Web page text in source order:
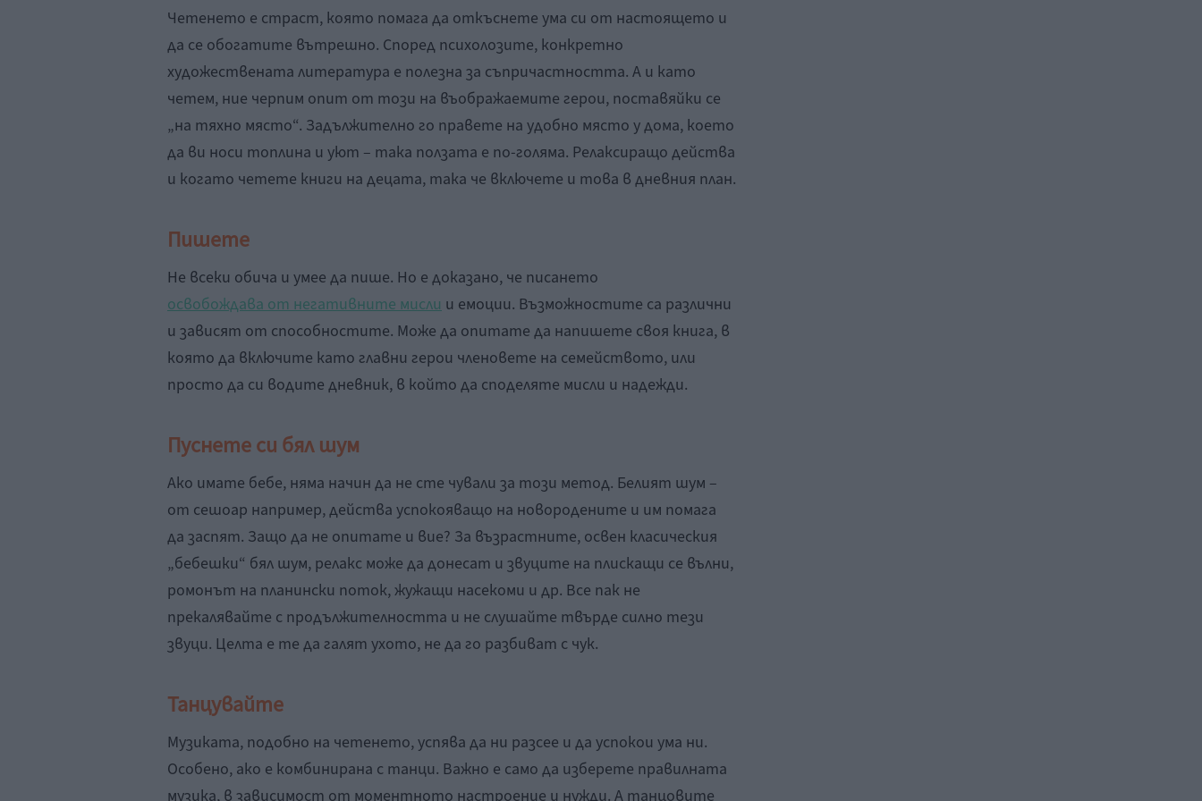
Четенето е страст, която помага да откъснете ума си от настоящето и
да се обогатите вътрешно. Според психолозите, конкретно
художествената литература е полезна за съпричастността. А и като
четем, ние черпим опит от този на въображаемите герои, поставяйки се
„на тяхно място“. Задължително го правете на удобно място у дома, което
да ви носи топлина и уют – така ползата е по-голяма. Релаксиращо действа
и когато четете книги на децата, така че включете и това в дневния план.
Пишете
Не всеки обича и умее да пише. Но е доказано, че писането
освобождава от негативните мисли и емоции. Възможностите са различни
и зависят от способностите. Може да опитате да напишете своя книга, в
която да включите като главни герои членовете на семейството, или
просто да си водите дневник, в който да споделяте мисли и надежди.
Пуснете си бял шум
Ако имате бебе, няма начин да не сте чували за този метод. Белият шум –
от сешоар например, действа успокояващо на новородените и им помага
да заспят. Защо да не опитате и вие? За възрастните, освен класическия
„бебешки“ бял шум, релакс може да донесат и звуците на плискащи се вълни,
ромонът на планински поток, жужащи насекоми и др. Все пак не
прекалявайте с продължителността и не слушайте твърде силно тези
звуци. Целта е те да галят ухото, не да го разбиват с чук.
Танцувайте
Музиката, подобно на четенето, успява да ни разсее и да успокои ума ни.
Особено, ако е комбинирана с танци. Важно е само да изберете правилната
музика, в зависимост от моментното настроение и нужди. А танцовите